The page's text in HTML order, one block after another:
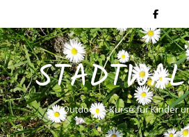
(Outdoor) – Kurse für Kinder